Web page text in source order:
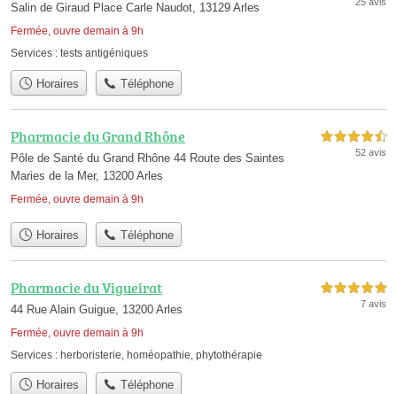
Salin de Giraud Place Carle Naudot, 13129 Arles
Fermée, ouvre demain à 9h
Services : tests antigéniques
Horaires Téléphone
Pharmacie du Grand Rhône
Pôle de Santé du Grand Rhône 44 Route des Saintes
Maries de la Mer, 13200 Arles
Fermée, ouvre demain à 9h
4,5 étoiles sur 5
52 avis
Horaires Téléphone
Pharmacie du Vigueirat
44 Rue Alain Guigue, 13200 Arles
Fermée, ouvre demain à 9h
5,0 étoiles sur 5
7 avis
Services : herboristerie, homéopathie, phytothérapie
Horaires Téléphone